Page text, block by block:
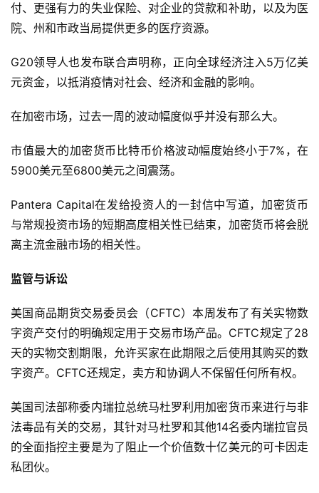
付、更强有力的失业保险、对企业的贷款和补助，以及为医
院、州和市政当局提供更多的医疗资源。
G20领导人也发布联合声明称，正向全球经济注入5万亿美
元资金，以抵消疫情对社会、经济和金融的影响。
在加密市场，过去一周的波动幅度似乎并没有那么大。
市值最大的加密货币比特币价格波动幅度始终小于7%，在
5900美元至6800美元之间震荡。
Pantera Capital在发给投资人的一封信中写道，加密货币
与常规投资市场的短期高度相关性已结束，加密货币将会脱
离主流金融市场的相关性。
监管与诉讼
美国商品期货交易委员会（CFTC）本周发布了有关实物数
字资产交付的明确规定用于交易市场产品。CFTC规定了28
天的实物交割期限，允许买家在此期限之后使用其购买的数
字资产。CFTC还规定，卖方和协调人不保留任何所有权。
美国司法部称委内瑞拉总统马杜罗利用加密货币来进行与非
法毒品有关的交易，其针对马杜罗和其他14名委内瑞拉官员
的全面指控主要是为了阻止一个价值数十亿美元的可卡因走
私团伙。